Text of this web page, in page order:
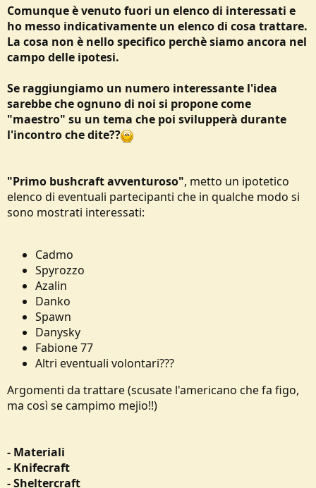
Comunque è venuto fuori un elenco di interessati e
ho messo indicativamente un elenco di cosa trattare.
La cosa non è nello specifico perchè siamo ancora nel
campo delle ipotesi.
Se raggiungiamo un numero interessante l'idea
sarebbe che ognuno di noi si propone come
"maestro" su un tema che poi svilupperà durante
l'incontro che dite??
"Primo bushcraft avventuroso", metto un ipotetico
elenco di eventuali partecipanti che in qualche modo si
sono mostrati interessati:
Cadmo
Spyrozzo
Azalin
Danko
Spawn
Danysky
Fabione 77
Altri eventuali volontari???
Argomenti da trattare (scusate l'americano che fa figo,
ma così se campimo mejio!!)
- Materiali
- Knifecraft
- Sheltercraft